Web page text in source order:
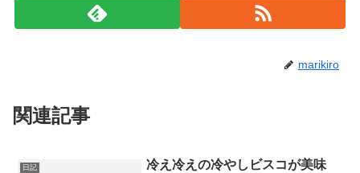
marikiro
関連記事
日記
冷え冷えの冷やしビスコが美味